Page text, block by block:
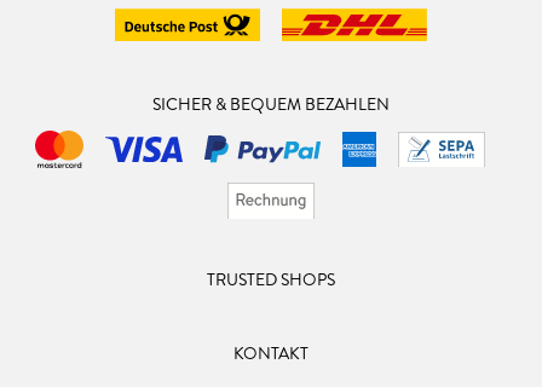
SICHER & BEQUEM BEZAHLEN
TRUSTED SHOPS
KONTAKT